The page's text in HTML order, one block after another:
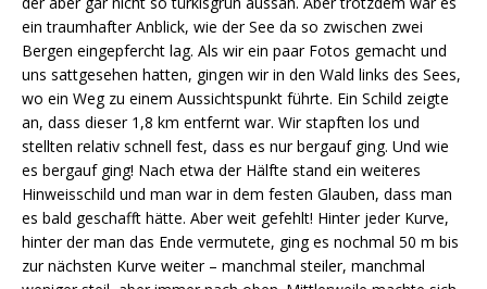
ein traumhafter Anblick, wie der See da so zwischen zwei
Bergen eingepfercht lag. Als wir ein paar Fotos gemacht und
uns sattgesehen hatten, gingen wir in den Wald links des Sees,
wo ein Weg zu einem Aussichtspunkt führte. Ein Schild zeigte
an, dass dieser 1,8 km entfernt war. Wir stapften los und
stellten relativ schnell fest, dass es nur bergauf ging. Und wie
es bergauf ging! Nach etwa der Hälfte stand ein weiteres
Hinweisschild und man war in dem festen Glauben, dass man
es bald geschafft hätte. Aber weit gefehlt! Hinter jeder Kurve,
hinter der man das Ende vermutete, ging es nochmal 50 m bis
zur nächsten Kurve weiter – manchmal steiler, manchmal